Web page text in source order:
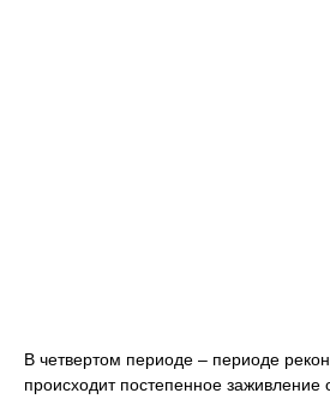
В четвертом периоде – периоде
происходит постепенное заживление